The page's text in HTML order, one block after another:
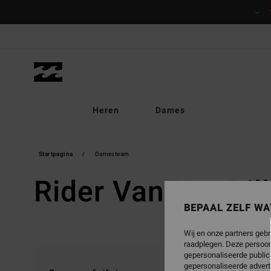
Heren Dames
Startpagina Damesteam
Rider Van Het
Surf
BEPAAL ZELF
Wij en onze partners
raadplegen. Deze
gepersonaliseerde
gepersonaliseerde